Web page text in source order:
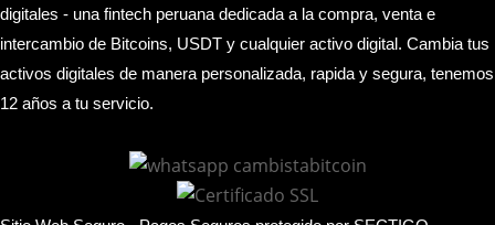
digitales - una fintech peruana dedicada a la compra, venta e
intercambio de Bitcoins, USDT y cualquier activo digital. Cambia tus
activos digitales de manera personalizada, rapida y segura, tenemos
12 años a tu servicio.